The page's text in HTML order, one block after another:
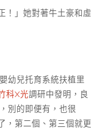
！」她對著牛土豪和虛
幼兒托育系統扶植里
科X光調研中發明，良
別的即便有，也很
，第二個、第三個就更